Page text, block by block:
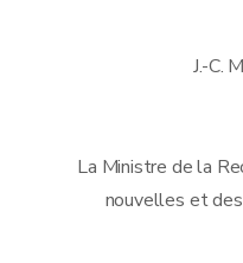
J.-C.
La Ministre de la
nouvelles et